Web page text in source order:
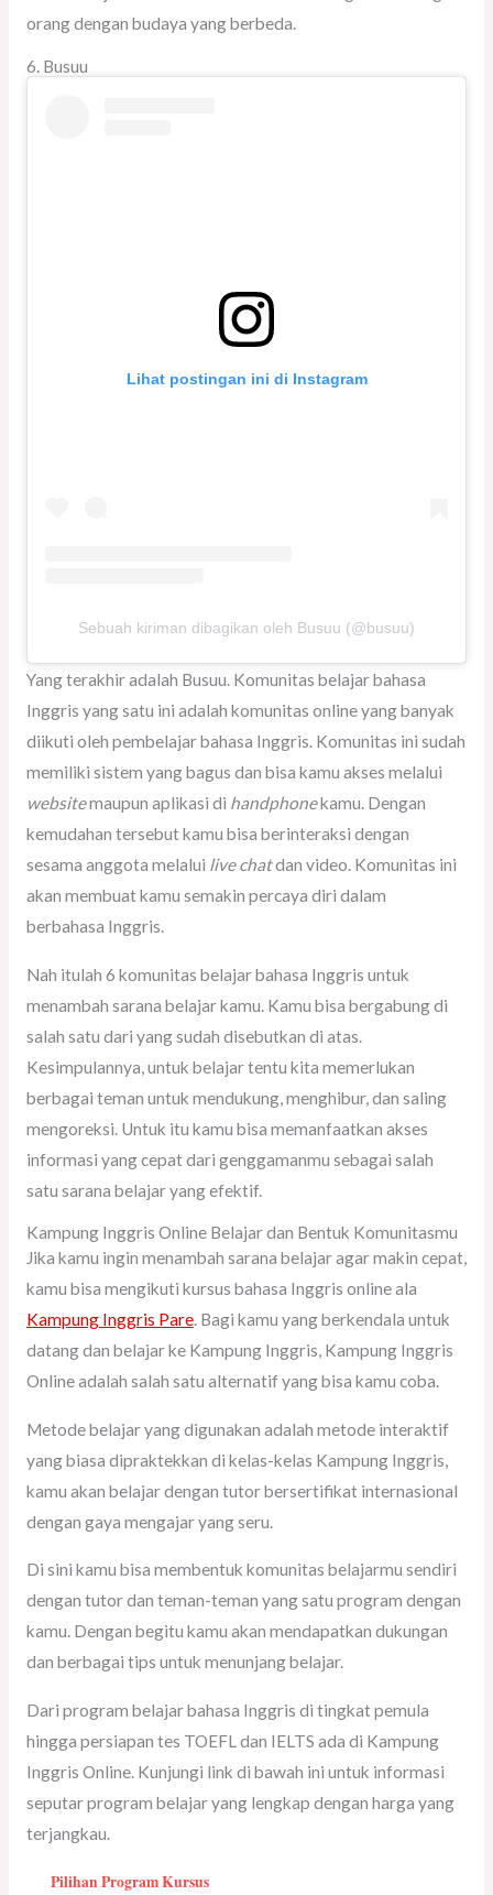
orang dengan budaya yang berbeda.
6. Busuu
Lihat postingan ini di Instagram
Sebuah kiriman dibagikan oleh Busuu (@busuu)
Yang terakhir adalah Busuu. Komunitas belajar bahasa
Inggris yang satu ini adalah komunitas online yang banyak
diikuti oleh pembelajar bahasa Inggris. Komunitas ini sudah
memiliki sistem yang bagus dan bisa kamu akses melalui
websitemaupun aplikasi di handphonekamu. Dengan
kemudahan tersebut kamu bisa berinteraksi dengan
sesama anggota melalui live chatdan video. Komunitas ini
akan membuat kamu semakin percaya diri dalam
berbahasa Inggris.
Nah itulah 6 komunitas belajar bahasa Inggris untuk
menambah sarana belajar kamu. Kamu bisa bergabung di
salah satu dari yang sudah disebutkan di atas.
Kesimpulannya, untuk belajar tentu kita memerlukan
berbagai teman untuk mendukung, menghibur, dan saling
mengoreksi. Untuk itu kamu bisa memanfaatkan akses
informasi yang cepat dari genggamanmu sebagai salah
satu sarana belajar yang efektif.
Kampung Inggris Online Belajar dan Bentuk Komunitasmu
Jika kamu ingin menambah sarana belajar agar makin cepat,
kamu bisa mengikuti kursus bahasa Inggris online ala
Kampung Inggris Pare. Bagi kamu yang berkendala untuk
datang dan belajar ke Kampung Inggris, Kampung Inggris
Online adalah salah satu alternatif yang bisa kamu coba.
Metode belajar yang digunakan adalah metode interaktif
yang biasa dipraktekkan di kelas-kelas Kampung Inggris,
kamu akan belajar dengan tutor bersertifikat internasional
dengan gaya mengajar yang seru.
Di sini kamu bisa membentuk komunitas belajarmu sendiri
dengan tutor dan teman-teman yang satu program dengan
kamu. Dengan begitu kamu akan mendapatkan dukungan
dan berbagai tips untuk menunjang belajar.
Dari program belajar bahasa Inggris di tingkat pemula
hingga persiapan tes TOEFL dan IELTS ada di Kampung
Inggris Online. Kunjungi link di bawah ini untuk informasi
seputar program belajar yang lengkap dengan harga yang
terjangkau.
Pilihan Program Kursus